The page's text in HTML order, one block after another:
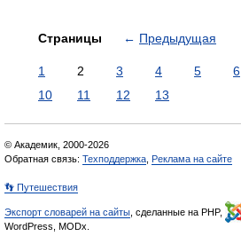
Страницы ← Предыдущая
1 2 3 4 5 6
10
11 12 13
© Академик, 2000-2026
Обратная связь: Техподдержка Реклама на сайте
👣 Путешествия
Экспорт словарей на сайты , сделанные на PHP,
WordPress, MODx.